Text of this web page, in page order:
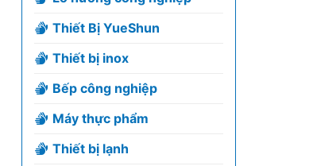
Thiết Bị YueShun
Thiết bị inox
Bếp công nghiệp
Máy thực phẩm
Thiết bị lạnh